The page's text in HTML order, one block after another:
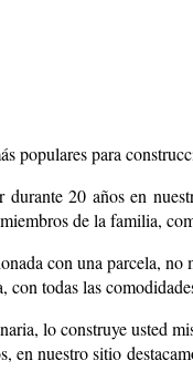
populares para
20 años en
de la familia,
con una parcela, no
con todas las
lo construye usted
en nuestro sitio